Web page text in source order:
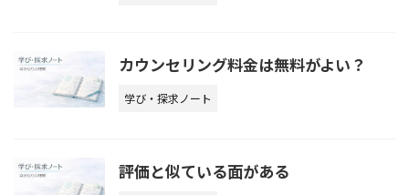
カウンセリング料金は無料がよい？
学び・探求ノート
評価と似ている面がある